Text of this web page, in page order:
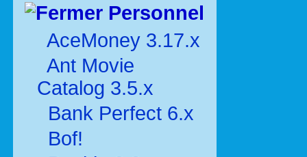
Personnel
AceMoney 3.17.x
Ant Movie
Catalog 3.5.x
Bank Perfect 6.x
Bof!